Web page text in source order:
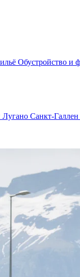
Обустройство и
Лугано Санкт-Галлен